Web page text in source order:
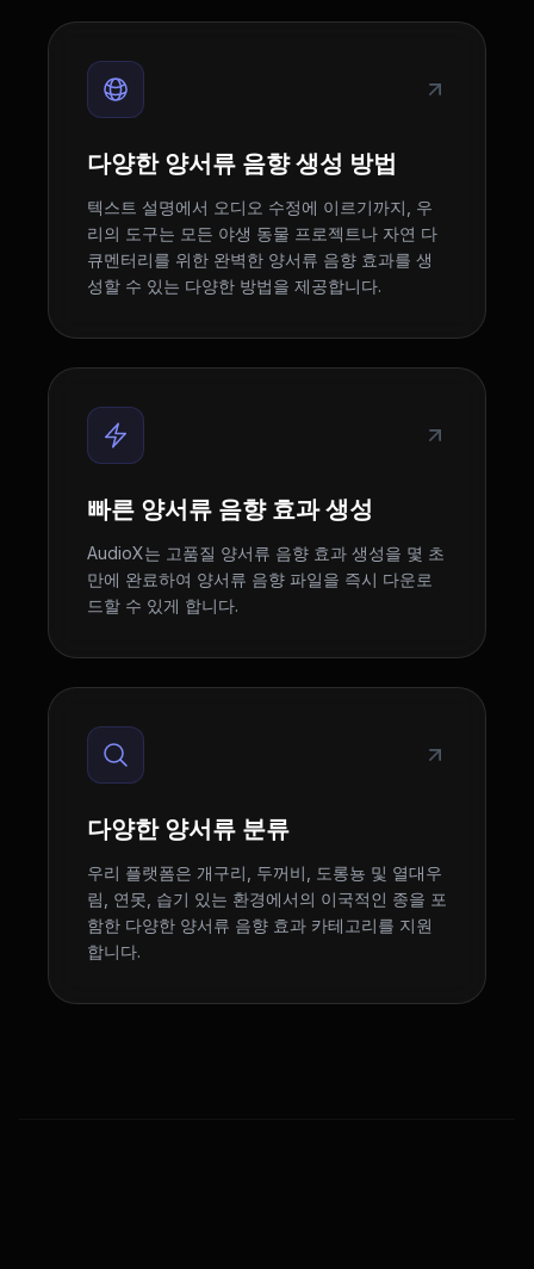
다양한 양서류 음향 생성 방법
텍스트 설명에서 오디오 수정에 이르기까지, 우
리의 도구는 모든 야생 동물 프로젝트나 자연 다
큐멘터리를 위한 완벽한 양서류 음향 효과를 생
성할 수 있는 다양한 방법을 제공합니다.
빠른 양서류 음향 효과 생성
AudioX는 고품질 양서류 음향 효과 생성을 몇 초
만에 완료하여 양서류 음향 파일을 즉시 다운로
드할 수 있게 합니다.
다양한 양서류 분류
우리 플랫폼은 개구리, 두꺼비, 도롱뇽 및 열대우
림, 연못, 습기 있는 환경에서의 이국적인 종을 포
함한 다양한 양서류 음향 효과 카테고리를 지원
합니다.